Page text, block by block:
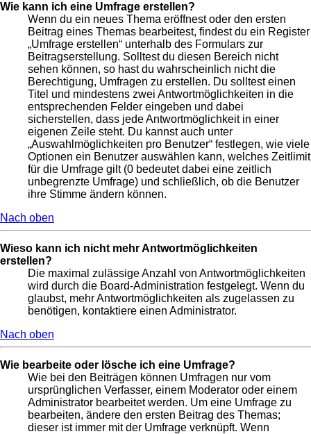
Wie kann ich eine Umfrage erstellen?
Wenn du ein neues Thema eröffnest oder den ersten
Beitrag eines Themas bearbeitest, findest du ein Register
„Umfrage erstellen“ unterhalb des Formulars zur
Beitragserstellung. Solltest du diesen Bereich nicht
sehen können, so hast du wahrscheinlich nicht die
Berechtigung, Umfragen zu erstellen. Du solltest einen
Titel und mindestens zwei Antwortmöglichkeiten in die
entsprechenden Felder eingeben und dabei
sicherstellen, dass jede Antwortmöglichkeit in einer
eigenen Zeile steht. Du kannst auch unter
„Auswahlmöglichkeiten pro Benutzer“ festlegen, wie viele
Optionen ein Benutzer auswählen kann, welches Zeitlimit
für die Umfrage gilt (0 bedeutet dabei eine zeitlich
unbegrenzte Umfrage) und schließlich, ob die Benutzer
ihre Stimme ändern können.
Nach oben
Wieso kann ich nicht mehr Antwortmöglichkeiten
erstellen?
Die maximal zulässige Anzahl von Antwortmöglichkeiten
wird durch die Board-Administration festgelegt. Wenn du
glaubst, mehr Antwortmöglichkeiten als zugelassen zu
benötigen, kontaktiere einen Administrator.
Nach oben
Wie bearbeite oder lösche ich eine Umfrage?
Wie bei den Beiträgen können Umfragen nur vom
ursprünglichen Verfasser, einem Moderator oder einem
Administrator bearbeitet werden. Um eine Umfrage zu
bearbeiten, ändere den ersten Beitrag des Themas;
dieser ist immer mit der Umfrage verknüpft. Wenn